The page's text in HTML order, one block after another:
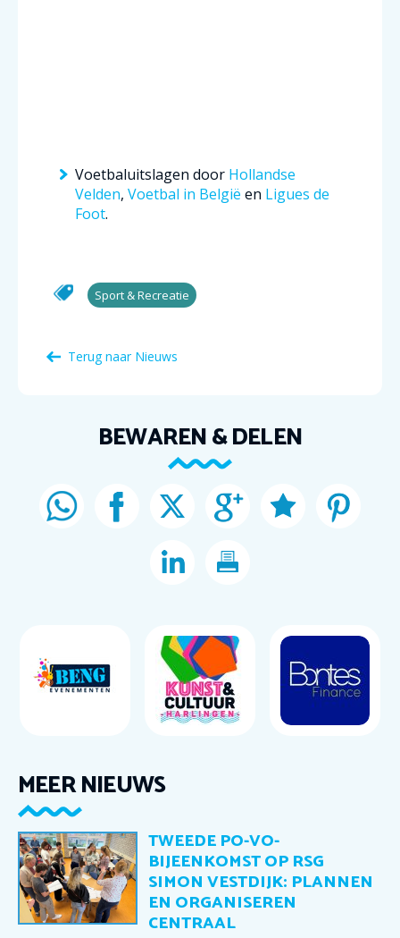
Voetbaluitslagen door Hollandse
Velden, Voetbal in België en Ligues de
Foot.
Sport & Recreatie
Terug naar Nieuws
BEWAREN & DELEN
MEER NIEUWS
TWEEDE PO-VO-
BIJEENKOMST OP RSG
SIMON VESTDIJK: PLANNEN
EN ORGANISEREN
CENTRAAL